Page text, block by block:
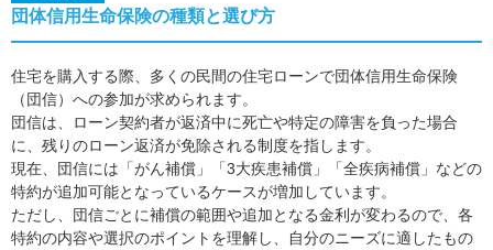
団体信用生命保険の種類と選び方
住宅を購入する際、多くの民間の住宅ローンで団体信用生命保険
（団信）への参加が求められます。
団信は、ローン契約者が返済中に死亡や特定の障害を負った場合
に、残りのローン返済が免除される制度を指します。
現在、団信には「がん補償」「3大疾患補償」「全疾病補償」などの
特約が追加可能となっているケースが増加しています。
ただし、団信ごとに補償の範囲や追加となる金利が変わるので、各
特約の内容や選択のポイントを理解し、自分のニーズに適したもの